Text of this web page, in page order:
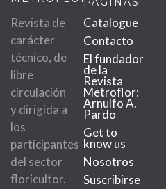
Revista de
carácter
técnico, de
libre
circulación
y dirigida a
los
participantes
del sector
floricultor.
Catalogue
Contacto
El fundador
de la
Revista
Metroflor:
Arnulfo A.
Pardo
Get to
know us
Nosotros
Suscribirse